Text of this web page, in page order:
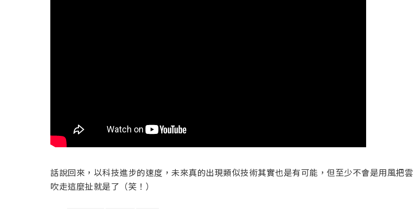
話說回來，以科技進步的速度，未來真的出現類似技術其實也是有可能，但至少不會是用風把雲
吹走這麼扯就是了（笑！）